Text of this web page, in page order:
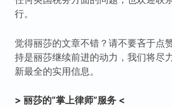
行。
觉得丽莎的文章不错？请不要吝于点
持是丽莎继续前进的动力，我们将尽
新最全的实用信息。
> 丽莎的“掌上律师”服务 <